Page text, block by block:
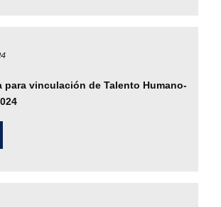
para vinculación de Talento Humano-